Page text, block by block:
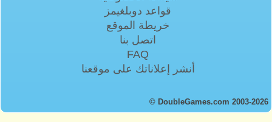
قواعد دوبلغيمز
خريطة الموقع
اتصل بنا
FAQ
أنشر إعلاناتك على موقعنا
© DoubleGames.com 2003-2026